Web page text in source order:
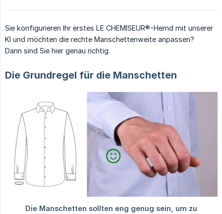
Sie konfigurieren Ihr erstes LE CHEMISEUR®-Hemd mit unserer
KI und möchten die rechte Manschettenweite anpassen?
Dann sind Sie hier genau richtig.
Die Grundregel für die Manschetten